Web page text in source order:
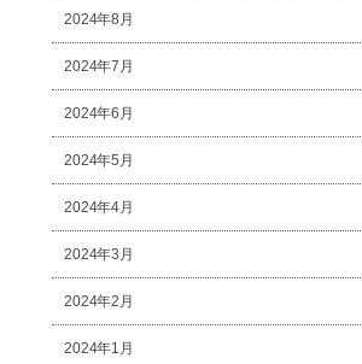
2024年8月
2024年7月
2024年6月
2024年5月
2024年4月
2024年3月
2024年2月
2024年1月